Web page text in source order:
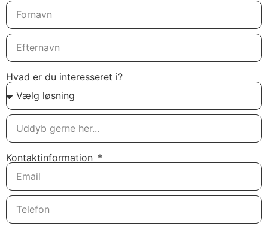
Hvad er du interesseret i?
Kontaktinformation